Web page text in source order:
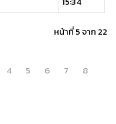
หน้าที่ 5 จาก 22
4 5 6 7
8